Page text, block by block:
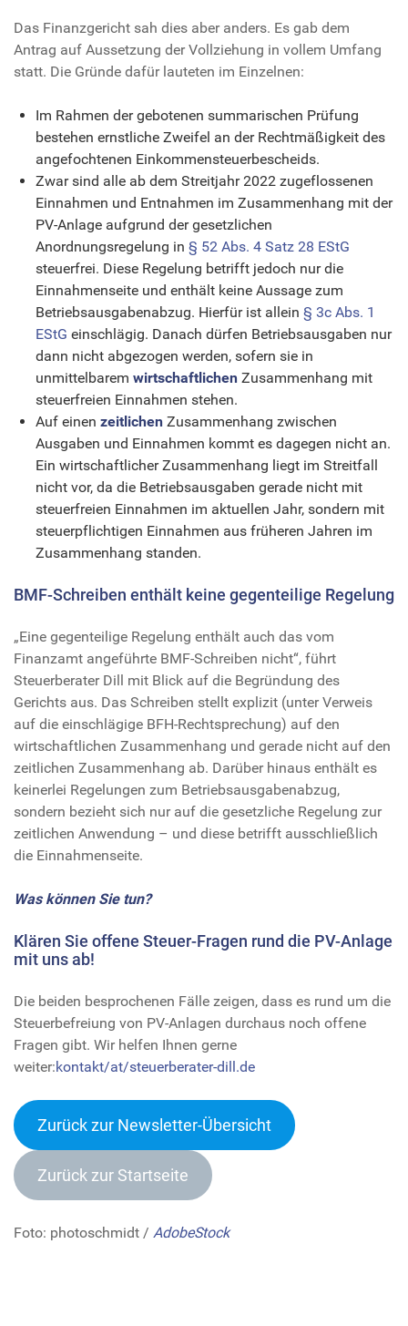
Das Finanzgericht sah dies aber anders. Es gab dem
Antrag auf Aussetzung der Vollziehung in vollem Umfang
statt. Die Gründe dafür lauteten im Einzelnen:
Im Rahmen der gebotenen summarischen Prüfung
bestehen ernstliche Zweifel an der Rechtmäßigkeit des
angefochtenen Einkommensteuerbescheids.
Zwar sind alle ab dem Streitjahr 2022 zugeflossenen
Einnahmen und Entnahmen im Zusammenhang mit der
PV-Anlage aufgrund der gesetzlichen
Anordnungsregelung in § 52 Abs. 4 Satz 28 EStG
steuerfrei. Diese Regelung betrifft jedoch nur die
Einnahmenseite und enthält keine Aussage zum
Betriebsausgabenabzug. Hierfür ist allein § 3c Abs. 1
EStG einschlägig. Danach dürfen Betriebsausgaben nur
dann nicht abgezogen werden, sofern sie in
unmittelbarem wirtschaftlichen Zusammenhang mit
steuerfreien Einnahmen stehen.
Auf einen zeitlichen Zusammenhang zwischen
Ausgaben und Einnahmen kommt es dagegen nicht an.
Ein wirtschaftlicher Zusammenhang liegt im Streitfall
nicht vor, da die Betriebsausgaben gerade nicht mit
steuerfreien Einnahmen im aktuellen Jahr, sondern mit
steuerpflichtigen Einnahmen aus früheren Jahren im
Zusammenhang standen.
BMF-Schreiben enthält keine gegenteilige Regelung
„Eine gegenteilige Regelung enthält auch das vom
Finanzamt angeführte BMF-Schreiben nicht“, führt
Steuerberater Dill mit Blick auf die Begründung des
Gerichts aus. Das Schreiben stellt explizit (unter Verweis
auf die einschlägige BFH-Rechtsprechung) auf den
wirtschaftlichen Zusammenhang und gerade nicht auf den
zeitlichen Zusammenhang ab. Darüber hinaus enthält es
keinerlei Regelungen zum Betriebsausgabenabzug,
sondern bezieht sich nur auf die gesetzliche Regelung zur
zeitlichen Anwendung – und diese betrifft ausschließlich
die Einnahmenseite.
Was können Sie tun?
Klären Sie offene Steuer-Fragen rund die PV-Anlage
mit uns ab!
Die beiden besprochenen Fälle zeigen, dass es rund um die
Steuerbefreiung von PV-Anlagen durchaus noch offene
Fragen gibt. Wir helfen Ihnen gerne
weiter:kontakt/at/steuerberater-dill.de
Zurück zur Newsletter-Übersicht
Zurück zur Startseite
Foto: photoschmidt / AdobeStock